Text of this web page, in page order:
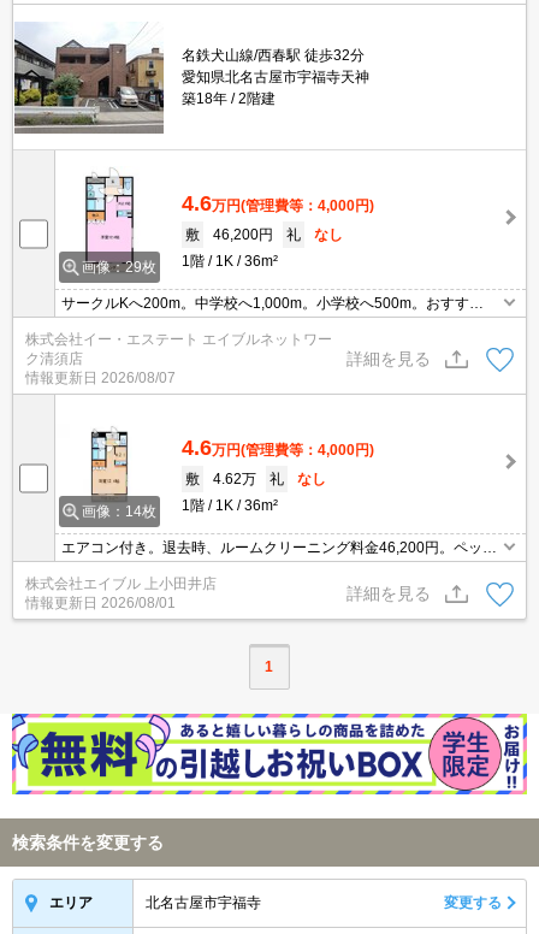
名鉄犬山線/西春駅 徒歩32分
愛知県北名古屋市宇福寺天神
築18年
2階建
画像：29枚
4.6万円(管理費等：4,000円)
敷
46,200円 礼
なし
1階
1K 36m²
サークルKへ200m。中学校へ1,000m。小学校へ500m。おすす
め！。
株式会社イー・エステート エイブルネットワー
ク清須店
情報更新日 2026/08/07
詳細を見る
画像：14枚
4.6万円(管理費等：4,000円)
敷
4.62万 礼
なし
1階
1K 36m²
エアコン付き。退去時、ルームクリーニング料金46,200円。ペット
応相談。小型犬・猫計1匹まで飼育可。ペット飼育の場合、敷金2ヶ
月。
株式会社エイブル 上小田井店
情報更新日 2026/08/01
詳細を見る
1
検索条件を変更する
エリア 北名古屋市宇福寺 変更する